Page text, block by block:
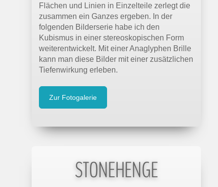
Flächen und Linien in Einzelteile zerlegt die
zusammen ein Ganzes ergeben. In der
folgenden Bilderserie habe ich den
Kubismus in einer stereoskopischen Form
weiterentwickelt. Mit einer Anaglyphen Brille
kann man diese Bilder mit einer zusätzlichen
Tiefenwirkung erleben.
Zur Fotogalerie
STONEHENGE